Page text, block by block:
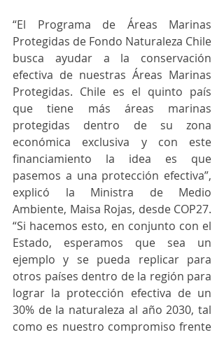
“El Programa de Áreas Marinas
Protegidas de Fondo Naturaleza Chile
busca ayudar a la conservación
efectiva de nuestras Áreas Marinas
Protegidas. Chile es el quinto país
que tiene más áreas marinas
protegidas dentro de su zona
económica exclusiva y con este
financiamiento la idea es que
pasemos a una protección efectiva”,
explicó la Ministra de Medio
Ambiente, Maisa Rojas, desde COP27.
“Si hacemos esto, en conjunto con el
Estado, esperamos que sea un
ejemplo y se pueda replicar para
otros países dentro de la región para
lograr la protección efectiva de un
30% de la naturaleza al año 2030, tal
como es nuestro compromiso frente